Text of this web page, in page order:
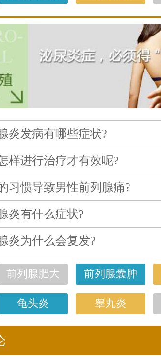
炎发病有哪些症状?
样进行治疗才有效呢?
习惯导致男性前列腺痛?
炎有什么症状?
炎为什么会复发?
前列腺肥大 前列腺囊肿
龟头炎 睾丸炎